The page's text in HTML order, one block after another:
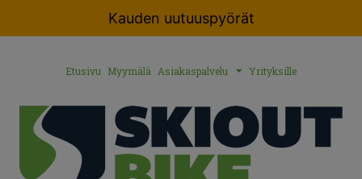
Kauden uutuuspyörät
Etusivu Myymälä Asiakaspalvelu Yrityksille